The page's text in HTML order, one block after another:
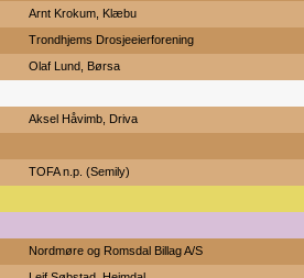
Arnt Krokum, Klæbu
Trondhjems Drosjeeierforening
Olaf Lund, Børsa
Aksel Håvimb, Driva
TOFA n.p. (Semily)
Nordmøre og Romsdal Billag A/S